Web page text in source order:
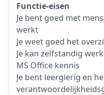
Functie-eisen
Je bent goed met
werkt
Je weet goed het
Je kan zelfstandig
MS Office kennis
Je bent leergierig en